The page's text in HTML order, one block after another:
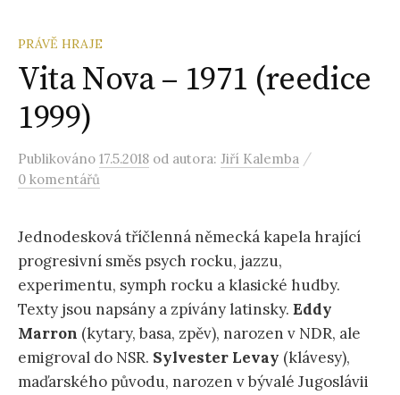
PRÁVĚ HRAJE
Vita Nova – 1971 (reedice
1999)
Publikováno 17.5.2018 od autora: Jiří Kalemba /
0 komentářů
Jednodesková tříčlenná německá kapela hrající
progresivní směs psych rocku, jazzu,
experimentu, symph rocku a klasické hudby.
Texty jsou napsány a zpívány latinsky. Eddy
Marron (kytary, basa, zpěv), narozen v NDR, ale
emigroval do NSR. Sylvester Levay (klávesy),
maďarského původu, narozen v bývalé Jugoslávii